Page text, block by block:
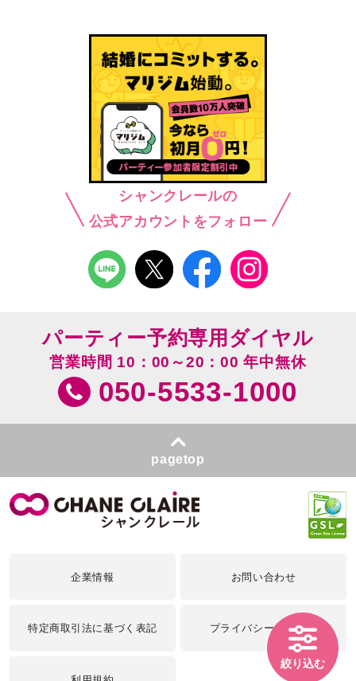
シャンクレールの
公式アカウントをフォロー
絞り込む
パーティー予約専用ダイヤル
営業時間 10：00～20：00 年中無休
050-5533-1000
pagetop
企業情報 お問い合わせ
特定商取引法に基づく表記 プライバシーポリシー